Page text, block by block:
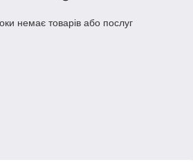
немає товарів або послуг